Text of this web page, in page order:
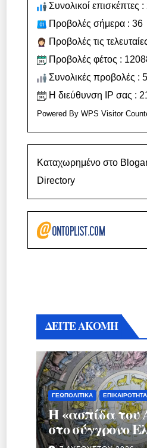
Συνολικοί επισκέπτες
Προβολές σήμερα : 36
Προβολές τις
Προβολές φέτος :
Συνολικές προβολές :
Η διεύθυνση IP σας :
Powered ByWPS Visitor
Καταχωρημένο στο
Directory
ΔΕΙΤΕ ΑΚΟΜΗ
ΓΕΩΠΟΛΙΤΙΚΆ ΕΠΙΚΑΙΡΌΤΗΤΑ
Η «ασπίδα του
στο σύγχρονο
κράτος.